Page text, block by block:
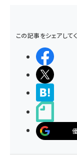
この記事をシェアして